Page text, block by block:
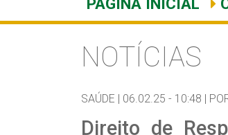
NOTÍCIAS
SAÚDE | 06.02.25 - 10:48 |
Direito de